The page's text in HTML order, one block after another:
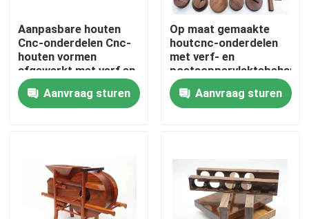
Kwaliteitscontrole
Neem contact met ons op
Cnc-gefreesde onderdelen
CNC-freesonderdelen
Aanpasbare houten
Cnc-onderdelen Cnc-
houten vormen
afgewerkt met verf en
polijsten
Aanvraag sturen
Op maat gemaakte
houtcnc-onderdelen
met verf- en
Aanvraag sturen